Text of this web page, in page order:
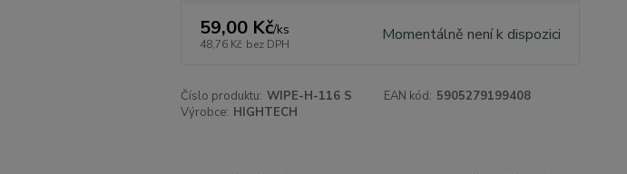
59,00 Kč/ks
48,76 Kč bez DPH Momentálně není k dispozici
Číslo produktu: WIPE-H-116 S EAN kód: 5905279199408
Výrobce: HIGHTECH